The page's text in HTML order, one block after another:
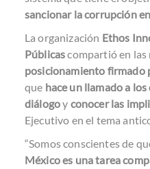
sancionar la corrupción
La organización Ethos
Públicascompartió en las
posicionamiento firmado
que hace un llamado a
diálogoy conocer las
Ejecutivo en el tema
“Somos conscientes de
México es una tarea